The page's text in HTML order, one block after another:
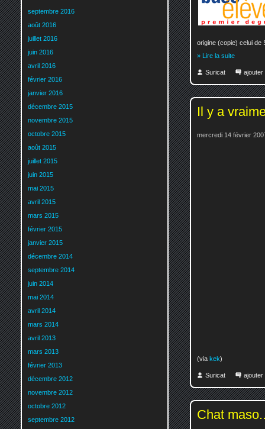
origine (copie) celui de
» Lire la suite
Suricat ajouter
Il y a
mercredi 14 février
(via kek)
Suricat ajouter
Chat
septembre 2016
août 2016
juillet 2016
juin 2016
avril 2016
février 2016
janvier 2016
décembre 2015
novembre 2015
octobre 2015
août 2015
juillet 2015
juin 2015
mai 2015
avril 2015
mars 2015
février 2015
janvier 2015
décembre 2014
septembre 2014
juin 2014
mai 2014
avril 2014
mars 2014
avril 2013
mars 2013
février 2013
décembre 2012
novembre 2012
octobre 2012
septembre 2012